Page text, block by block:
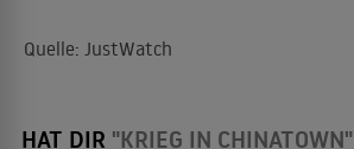
Quelle: JustWatch
HAT DIR "KRIEG IN CHINATOWN"